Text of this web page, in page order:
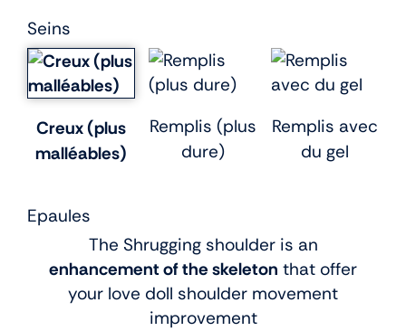
Seins
Creux (plus
malléables)
Remplis (plus
dure)
Remplis avec
du gel
Epaules
The Shrugging shoulder is an
enhancement of the skeleton that offer
your love doll shoulder movement
improvement